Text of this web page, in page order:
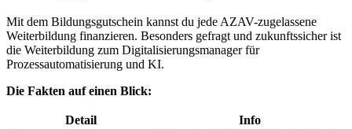
Mit dem Bildungsgutschein kannst du jede AZAV-zugelassene
Weiterbildung finanzieren. Besonders gefragt und zukunftssicher ist
die Weiterbildung zum Digitalisierungsmanager für
Prozessautomatisierung und KI.
Die Fakten auf einen Blick:
Detail
Info